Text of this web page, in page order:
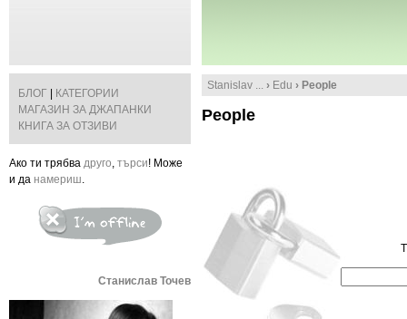
Stanislav ... › Edu › People
People
БЛОГ
КАТЕГОРИИ
МАГАЗИН ЗА ДЖАПАНКИ
КНИГА ЗА ОТЗИВИ
Ако ти трябва друго, търси! Може
и да намериш.
Станислав Точев